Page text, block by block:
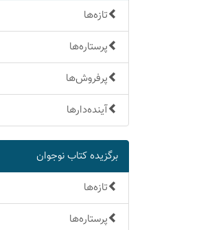
تازه‌ها
پرستاره‌ها
پرفروش‌ها
آینده‌دارها
برگزیده كتاب نوجوان
تازه‌ها
پرستاره‌ها